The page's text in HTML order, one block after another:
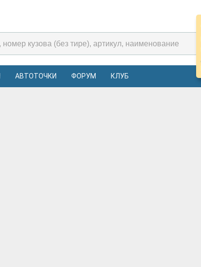
АВТОТОЧКИ ФОРУМ КЛУБ